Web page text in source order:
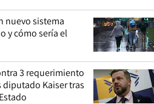
nuevo sistema
y cómo sería el
3 requerimiento
Kaiser tras